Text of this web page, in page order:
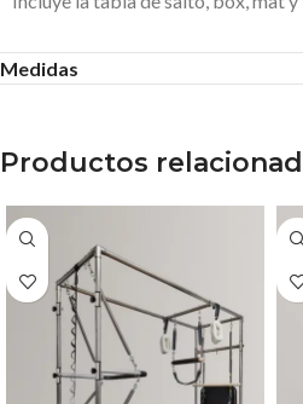
Medidas
Productos